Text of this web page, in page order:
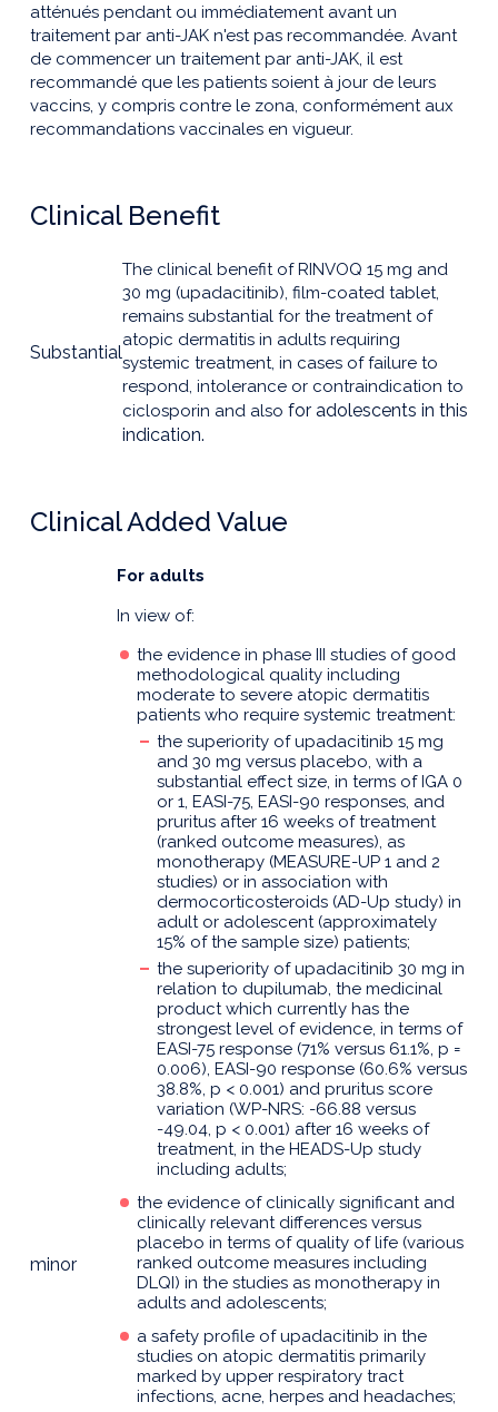
atténués pendant ou immédiatement avant un
traitement par anti-JAK n'est pas recommandée. Avant
de commencer un traitement par anti-JAK, il est
recommandé que les patients soient à jour de leurs
vaccins, y compris contre le zona, conformément aux
recommandations vaccinales en vigueur.
Clinical Benefit
Substantial
The clinical benefit of RINVOQ 15 mg and
30 mg (upadacitinib), film-coated tablet,
remains substantial for the treatment of
atopic dermatitis in adults requiring
systemic treatment, in cases of failure to
respond, intolerance or contraindication to
ciclosporin and also for adolescents in this
indication.
Clinical Added Value
minor
For adults
In view of:
the evidence in phase III studies of good
methodological quality including
moderate to severe atopic dermatitis
patients who require systemic treatment:
the superiority of upadacitinib 15 mg
and 30 mg versus placebo, with a
substantial effect size, in terms of IGA 0
or 1, EASI-75, EASI-90 responses, and
pruritus after 16 weeks of treatment
(ranked outcome measures), as
monotherapy (MEASURE-UP 1 and 2
studies) or in association with
dermocorticosteroids (AD-Up study) in
adult or adolescent (approximately
15% of the sample size) patients;
the superiority of upadacitinib 30 mg in
relation to dupilumab, the medicinal
product which currently has the
strongest level of evidence, in terms of
EASI-75 response (71% versus 61.1%, p =
0.006), EASI-90 response (60.6% versus
38.8%, p < 0.001) and pruritus score
variation (WP-NRS: -66.88 versus
-49.04, p < 0.001) after 16 weeks of
treatment, in the HEADS-Up study
including adults;
the evidence of clinically significant and
clinically relevant differences versus
placebo in terms of quality of life (various
ranked outcome measures including
DLQI) in the studies as monotherapy in
adults and adolescents;
a safety profile of upadacitinib in the
studies on atopic dermatitis primarily
marked by upper respiratory tract
infections, acne, herpes and headaches;